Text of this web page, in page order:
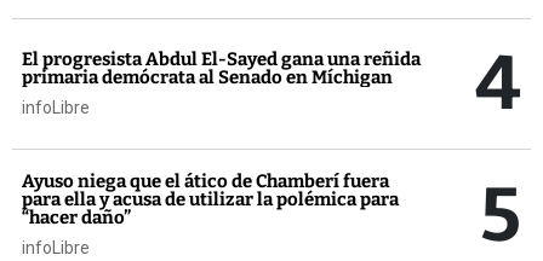
El progresista Abdul El-Sayed gana una reñida
primaria demócrata al Senado en Míchigan
infoLibre 4
Ayuso niega que el ático de Chamberí fuera
para ella y acusa de utilizar la polémica para
“hacer daño”
infoLibre 5